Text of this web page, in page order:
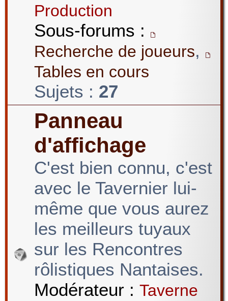
Production
Sous-forums :
Recherche de joueurs,
Tables en cours
Sujets : 27
Panneau
d'affichage
C'est bien connu, c'est
avec le Tavernier lui-
même que vous aurez
les meilleurs tuyaux
sur les Rencontres
rôlistiques Nantaises.
Modérateur : Taverne